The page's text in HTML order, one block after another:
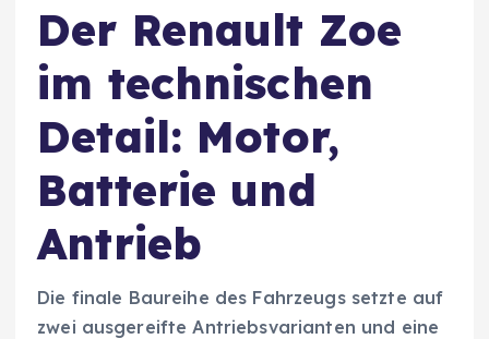
Der Renault Zoe
im technischen
Detail: Motor,
Batterie und
Antrieb
Die finale Baureihe des Fahrzeugs setzte auf
zwei ausgereifte Antriebsvarianten und eine